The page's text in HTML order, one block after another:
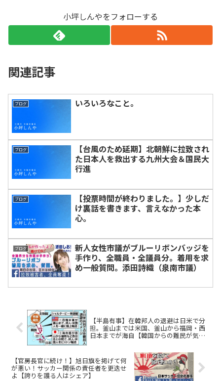
小坪しんやをフォローする
関連記事
ブログ いろいろなこと。
ブログ
【台風のため延期】北朝鮮に拉致され
た日本人を救出する九州大会＆国民大
行進
ブログ
【投票時間が終わりました。】少しだ
け裏話を書きます、言えなかった本
心。
ブログ
新人女性市議がブルーリボンバッジを
手作り、全職員・全議員分。着用を求
め一般質問。添田詩織（泉南市議）
【半島有事】在韓邦人の退避は日米で分
担。釜山までは米国、釜山から福岡・西
日本までが海自【韓国からの難民が気に
【官房長官に続け！】旭日旗を掲げて何
が悪い！サッカー関係の責任者を更迭せ
よ【誇りを護る人はシェア】